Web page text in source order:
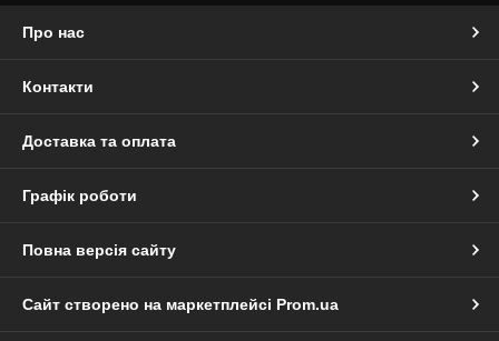
Про нас
Контакти
Доставка та оплата
Графік роботи
Повна версія сайту
Сайт створено на маркетплейсі Prom.ua